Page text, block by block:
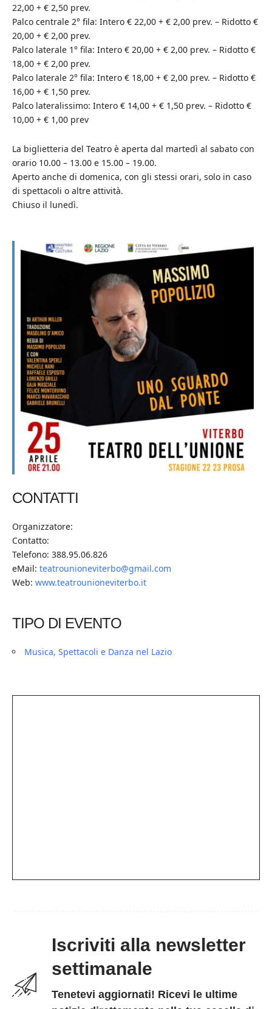
22,00 + € 2,50 prev.
Palco centrale 2° fila: Intero € 22,00 + € 2,00 prev. – Ridotto €
20,00 + € 2,00 prev.
Palco laterale 1° fila: Intero € 20,00 + € 2,00 prev. – Ridotto €
18,00 + € 2,00 prev.
Palco laterale 2° fila: Intero € 18,00 + € 2,00 prev. – Ridotto €
16,00 + € 1,50 prev.
Palco lateralissimo: Intero € 14,00 + € 1,50 prev. – Ridotto €
10,00 + € 1,00 prev
La biglietteria del Teatro è aperta dal martedì al sabato con
orario 10.00 – 13.00 e 15.00 – 19.00.
Aperto anche di domenica, con gli stessi orari, solo in caso
di spettacoli o altre attività.
Chiuso il lunedì.
CONTATTI
Organizzatore:
Contatto:
Telefono: 388.95.06.826
eMail: teatrounioneviterbo@gmail.com
Web: www.teatrounioneviterbo.it
TIPO DI EVENTO
Musica, Spettacoli e Danza nel Lazio
Iscriviti alla newsletter
settimanale
Tenetevi aggiornati! Ricevi le ultime